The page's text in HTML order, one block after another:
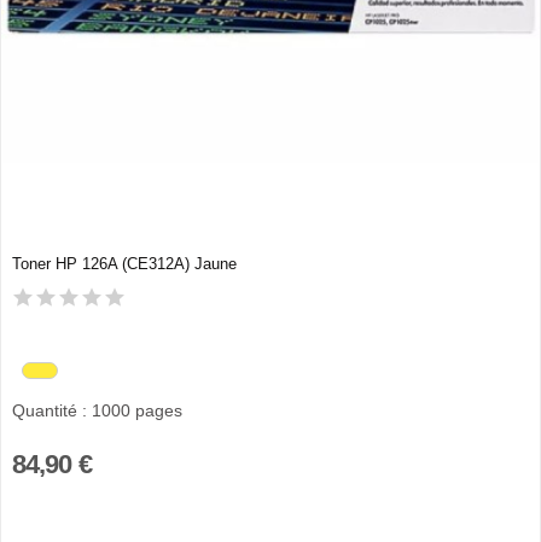
Toner HP 126A (CE312A) Jaune
Quantité : 1000 pages
84,90 €